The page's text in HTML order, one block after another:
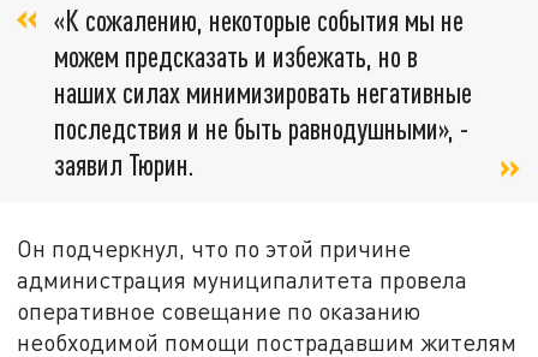
«К сожалению, некоторые события мы не
можем предсказать и избежать, но в
наших силах минимизировать негативные
последствия и не быть равнодушными», -
заявил Тюрин.
Он подчеркнул, что по этой причине
администрация муниципалитета провела
оперативное совещание по оказанию
необходимой помощи пострадавшим жителям